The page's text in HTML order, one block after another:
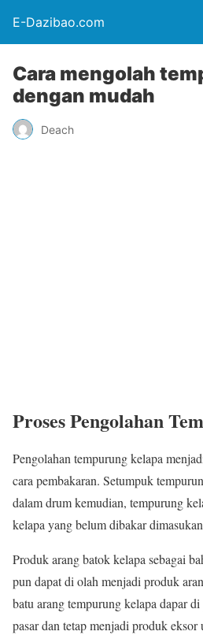
E-Dazibao.com
Cara mengolah
dengan mudah
Deach
Proses Pengolahan
Pengolahan tempurung kelapa
cara pembakaran. Setumpuk
dalam drum kemudian, tempurung
kelapa yang belum dibakar
Produk arang batok kelapa sebagai
pun dapat di olah menjadi produk
batu arang tempurung kelapa dapar
pasar dan tetap menjadi produk